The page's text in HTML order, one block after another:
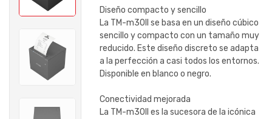
Diseño compacto y sencillo
La TM-m30II se basa en un diseño cúbico
sencillo y compacto con un tamaño muy
reducido. Este diseño discreto se adapta
a la perfección a casi todos los entornos.
Disponible en blanco o negro.
Conectividad mejorada
La TM-m30II es la sucesora de la icónica